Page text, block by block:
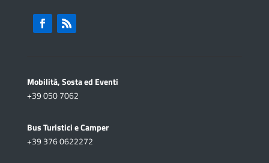
Mobilità, Sosta ed Eventi
+39050 7062
Bus Turistici e Camper
+39 376 0622272